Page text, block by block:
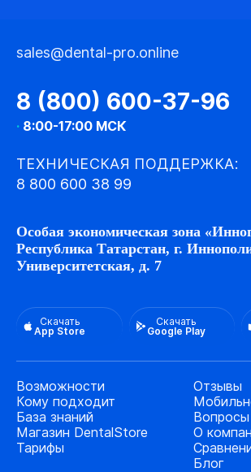
sales@dental-pro.online
8 (800) 600-37-96
· 8:00-17:00 МСК
ТЕХНИЧЕСКАЯ ПОДДЕРЖКА:
8 800 600 38 99
Особая экономическая зона
Республика Татарстан, г.
Университетская, д. 7
Скачать
App Store
Скачать
Google Play
Возможности
Кому подходит
База знаний
Магазин DentalStore
Тарифы
Отзывы
Вопросы
О
Блог